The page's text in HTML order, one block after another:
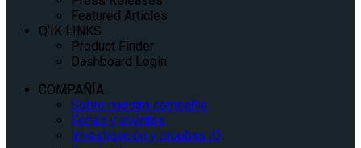
Featured Articles
Q’IK LINKS
Product Finder
Dashboard Login
COMPAÑÍA
Sobre nuestra compañía
Ferias y eventos
Investigación y pruebas iQ